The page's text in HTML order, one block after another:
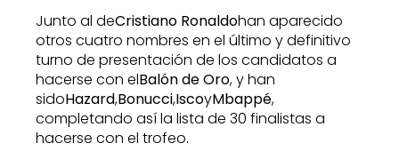
Junto al deCristiano Ronaldohan aparecido
otros cuatro nombres en el último y definitivo
turno de presentación de los candidatos a
hacerse con elBalón de Oro, y han
sidoHazard,Bonucci,IscoyMbappé,
completando así la lista de 30 finalistas a
hacerse con el trofeo.